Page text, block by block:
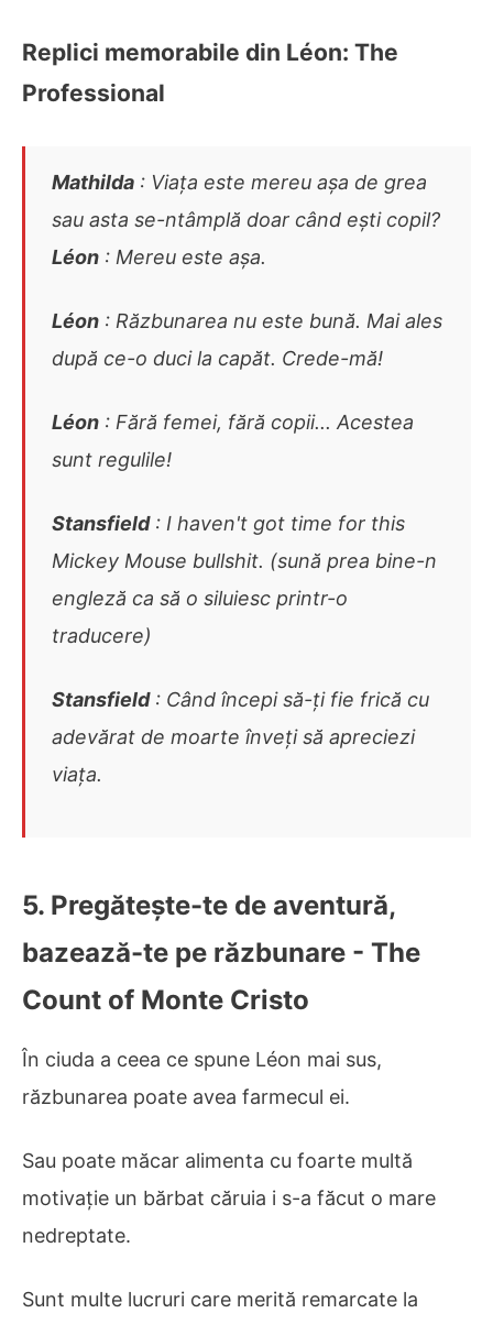
Replici memorabile din Léon: The
Professional
Mathilda : Viața este mereu așa de grea
sau asta se-ntâmplă doar când ești copil?
Léon : Mereu este așa.
Léon : Răzbunarea nu este bună. Mai ales
după ce-o duci la capăt. Crede-mă!
Léon : Fără femei, fără copii... Acestea
sunt regulile!
Stansfield: I haven't got time for this
Mickey Mouse bullshit. (sună prea bine-n
engleză ca să o siluiesc printr-o
traducere)
Stansfield: Când începi să-ți fie frică cu
adevărat de moarte înveți să apreciezi
viața.
5. Pregătește-te de aventură,
bazează-te pe răzbunare - The
Count of Monte Cristo
În ciuda a ceea ce spune Léon mai sus,
răzbunarea poate avea farmecul ei.
Sau poate măcar alimenta cu foarte multă
motivație un bărbat căruia i s-a făcut o mare
nedreptate.
Sunt multe lucruri care merită remarcate la